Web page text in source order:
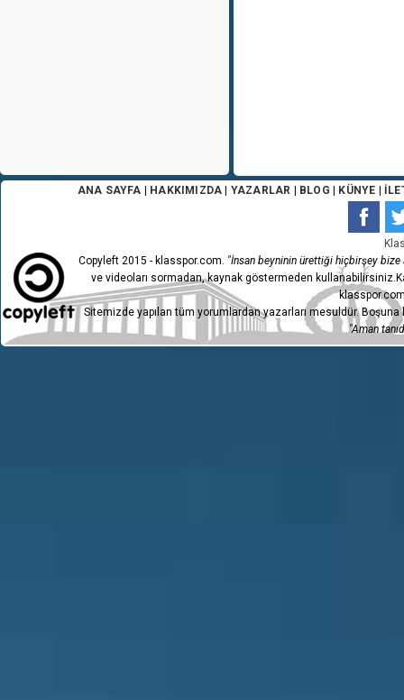
ANA SAYFA HAKKIMIZDA YAZARLAR BLOG KÜNYE
Copyleft 2015 - klasspor.com. "İnsan beyninin ürettiği hiçbirşey bize
ve videoları sormadan, kaynak göstermeden
Sitemizde yapılan tüm yorumlardan yazarları mesuldür.
"Aman